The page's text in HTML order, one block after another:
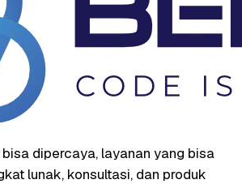
dipercaya, layanan yang bisa
lunak, konsultasi, dan produk